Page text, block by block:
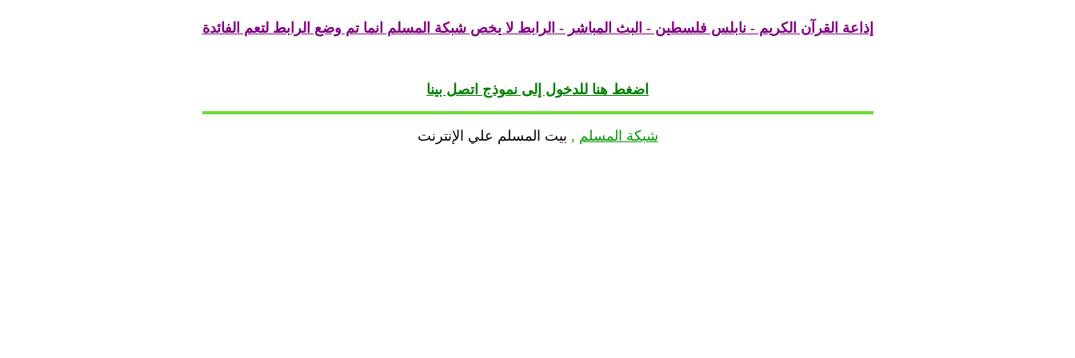
إذاعة القرآن الكريم - نابلس فلسطين - البث المباشر - الرابط لا يخص شبكة المسلم انما تم وضع الرابط لتعم الفائدة
اضغط هنا للدخول إلى نموذج اتصل بينا
شبكة المسلم , بيت المسلم علي الإنترنت